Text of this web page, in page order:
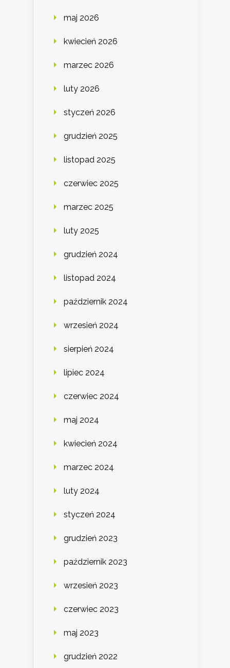
maj 2026
kwiecień 2026
marzec 2026
luty 2026
styczeń 2026
grudzień 2025
listopad 2025
czerwiec 2025
marzec 2025
luty 2025
grudzień 2024
listopad 2024
październik 2024
wrzesień 2024
sierpień 2024
lipiec 2024
czerwiec 2024
maj 2024
kwiecień 2024
marzec 2024
luty 2024
styczeń 2024
grudzień 2023
październik 2023
wrzesień 2023
czerwiec 2023
maj 2023
grudzień 2022